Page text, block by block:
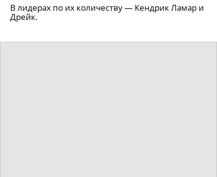
В лидерах по их количеству — Кендрик Ламар и
Дрейк.